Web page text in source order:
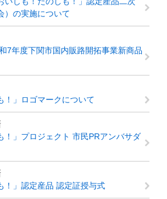
）の実施について
7年度下関市国内販路開拓事業新商品
！」ロゴマークについて
！」プロジェクト 市民PRアンバサダ
！」認定産品 認定証授与式